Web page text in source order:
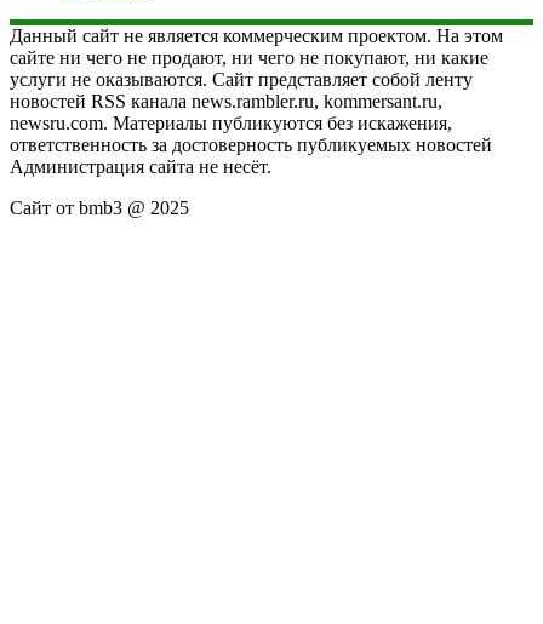
Данный сайт не является коммерческим проектом. На этом
сайте ни чего не продают, ни чего не покупают, ни какие
услуги не оказываются. Сайт представляет собой ленту
новостей RSS канала news.rambler.ru, kommersant.ru,
newsru.com. Материалы публикуются без искажения,
ответственность за достоверность публикуемых новостей
Администрация сайта не несёт.
Сайт от bmb3 @ 2025